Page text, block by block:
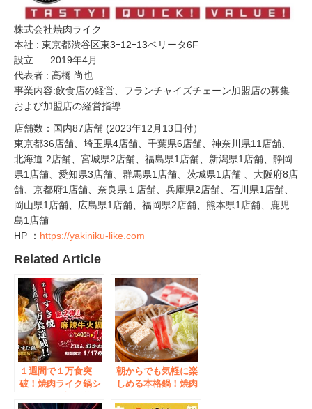
株式会社焼肉ライク
本社 : 東京都渋谷区東3ｰ12ｰ13ベリータ6F
設立 : 2019年4月
代表者 : 高橋 尚也
事業内容:飲食店の経営、フランチャイズチェーン加盟店の募集
および加盟店の経営指導
店舗数：国内87店舗 (2023年12月13日付）
東京都36店舗、埼玉県4店舗、千葉県6店舗、神奈川県11店舗、
北海道 2店舗、宮城県2店舗、福島県1店舗、新潟県1店舗、静岡
県1店舗、愛知県3店舗、群馬県1店舗、茨城県1店舗 、大阪府8店
舗、京都府1店舗、奈良県１店舗、兵庫県2店舗、石川県1店舗、
岡山県1店舗、広島県1店舗、福岡県2店舗、熊本県1店舗、鹿児
島1店舗
HP ： https://yakiniku-like.com
Related Article
１週間で１万食突
破！焼肉ライク鍋シ
朝からでも気軽に楽
しめる本格鍋！焼肉